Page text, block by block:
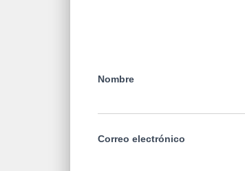
Nombre
Correo electrónico